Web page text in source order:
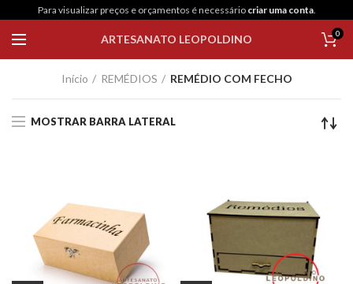
Para visualizar preços e orçamentos é necessário criar uma conta.
ARTESANATO LEOPOLDINO 0
Início REMÉDIOS REMÉDIO COM FECHO
MOSTRAR BARRA LATERAL